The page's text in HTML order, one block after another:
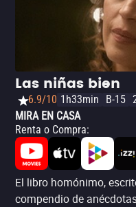
efectos especiales,
animación). Para los
animación y la industria
trata de un parteaguas
ver a Mickey Mouse y
vez?). Pero ante todo,
al mismo tiempo un
animación
hollywoodense, con
Hoskins y Christopher
referentes en la
Zemeckis (‘Volver al
Las niñas bien
6.9/10 1h33min B-15
MIRA EN CASA
Renta o Compra:
El libro homónimo,
compendio de